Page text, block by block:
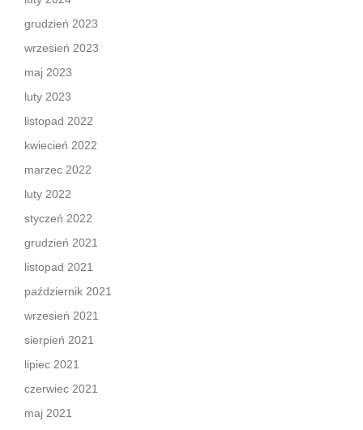
grudzień 2023
wrzesień 2023
maj 2023
luty 2023
listopad 2022
kwiecień 2022
marzec 2022
luty 2022
styczeń 2022
grudzień 2021
listopad 2021
październik 2021
wrzesień 2021
sierpień 2021
lipiec 2021
czerwiec 2021
maj 2021